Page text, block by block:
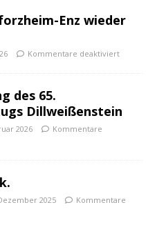
Enz wieder
Kommentare deaktiviert
des 65.
Dillweißenstein
2026
Kommentare
2025
Kommentare